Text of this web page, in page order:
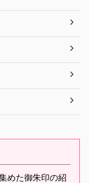
めた御朱印の紹